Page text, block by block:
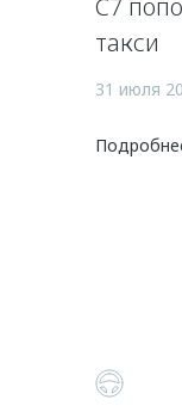
C7
такси
31 июля